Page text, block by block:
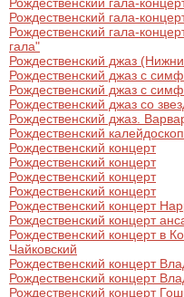
Рождественский гала-
Рождественский гала-
гала"
Рождественский джаз
Рождественский джаз с
Рождественский джаз с
Рождественский джаз со
Рождественский джаз.
Рождественский
Рождественский концерт
Рождественский концерт
Рождественский концерт
Рождественский концерт
Рождественский концерт
Рождественский концерт
Рождественский концерт в
Чайковский
Рождественский концерт
Рождественский концерт
Рождественский концерт